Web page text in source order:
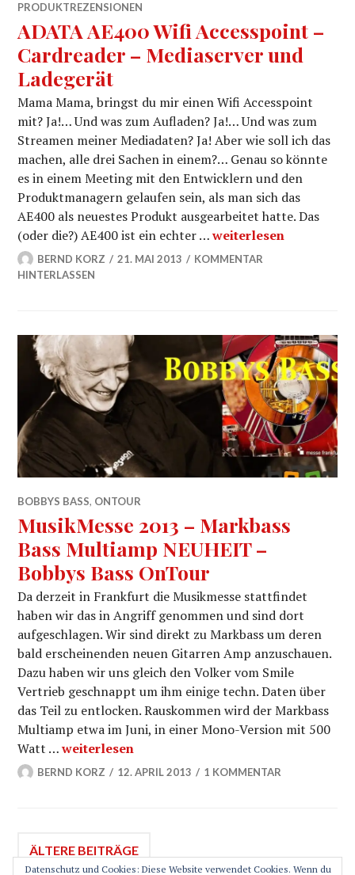
PRODUKTREZENSIONEN
ADATA AE400 Wifi Accesspoint –
Cardreader – Mediaserver und
Ladegerät
Mama Mama, bringst du mir einen Wifi Accesspoint
mit? Ja!… Und was zum Aufladen? Ja!… Und was zum
Streamen meiner Mediadaten? Ja! Aber wie soll ich das
machen, alle drei Sachen in einem?… Genau so könnte
es in einem Meeting mit den Entwicklern und den
Produktmanagern gelaufen sein, als man sich das
AE400 als neuestes Produkt ausgearbeitet hatte. Das
(oder die?) AE400 ist ein echter …ADATA AE400 Wifi
weiterlesen
BERND KORZ 21. MAI 2013
KOMMENTAR
HINTERLASSEN
BOBBYS BASS, ONTOUR
MusikMesse 2013 – Markbass
Bass Multiamp NEUHEIT –
Bobbys Bass OnTour
Da derzeit in Frankfurt die Musikmesse stattfindet
haben wir das in Angriff genommen und sind dort
aufgeschlagen. Wir sind direkt zu Markbass um deren
bald erscheinenden neuen Gitarren Amp anzuschauen.
Dazu haben wir uns gleich den Volker vom Smile
Vertrieb geschnappt um ihm einige techn. Daten über
das Teil zu entlocken. Rauskommen wird der Markbass
Multiamp etwa im Juni, in einer Mono-Version mit 500
Watt …MusikMesse 2013 – Markbass Bass Multiamp
weiterlesen
BERND KORZ 12. APRIL 2013 1 KOMMENTAR
Beitragsnavigation
ÄLTERE BEITRÄGE
Datenschutz und Cookies: Diese Website verwendet Cookies. Wenn du